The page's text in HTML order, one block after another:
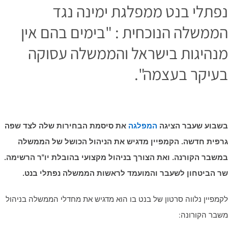
בנט ממפלגת ימינה נגד
הנוכחית : "בימים בהם אין
בישראל והממשלה עסוקה
בעצמה".
שעבר הציגההמפלגהאת סיסמת הבחירות שלה לצד שפה
חדשה. הקמפיין מדגיש את הניהול הכושל של הממשלה
הקורנה. ואת הצורך בניהול מקצועי בהובלת יו"ר הרשימה.
הביטחון לשעבר והמועמד לראשות הממשלה נפתלי בנט.
נלווה סרטון של בנט בו הוא מדגיש את מחדלי הממשלה בניהול
הקורונה: